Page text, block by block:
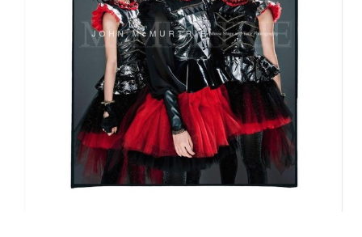
Powered by livedoor 相互RSS